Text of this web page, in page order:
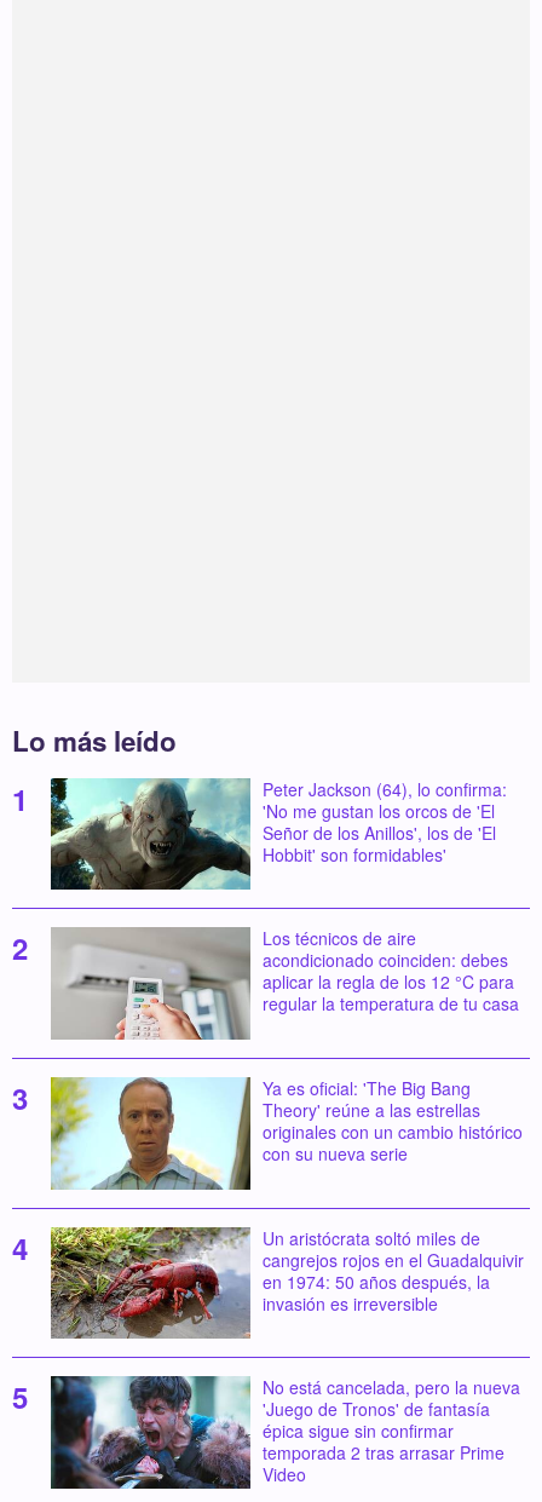
Lo más leído
Peter Jackson (64), lo confirma:
'No me gustan los orcos de 'El
Señor de los Anillos', los de 'El
Hobbit' son formidables'
Los técnicos de aire
acondicionado coinciden: debes
aplicar la regla de los 12 °C para
regular la temperatura de tu casa
Ya es oficial: 'The Big Bang
Theory' reúne a las estrellas
originales con un cambio histórico
con su nueva serie
Un aristócrata soltó miles de
cangrejos rojos en el Guadalquivir
en 1974: 50 años después, la
invasión es irreversible
No está cancelada, pero la nueva
'Juego de Tronos' de fantasía
épica sigue sin confirmar
temporada 2 tras arrasar Prime
Video